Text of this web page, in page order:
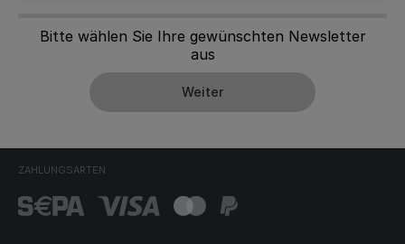
Bitte wählen Sie Ihre gewünschten Newsletter
aus
Weiter
ZAHLUNGSARTEN